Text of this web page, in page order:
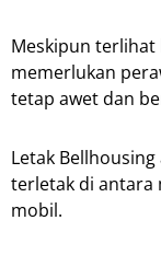
Meskipun
memerlukan
tetap awet dan
Letak
terletak di antara
mobil.